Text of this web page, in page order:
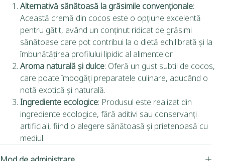
Alternativă sănătoasă la grăsimile convenționale:
Această cremă din cocos este o opțiune excelentă
pentru gătit, având un conținut ridicat de grăsimi
sănătoase care pot contribui la o dietă echilibrată și la
îmbunătățirea profilului lipidic al alimentelor.
Aroma naturală și dulce: Oferă un gust subtil de cocos,
care poate îmbogăți preparatele culinare, aducând o
notă exotică și naturală.
Ingrediente ecologice: Produsul este realizat din
ingrediente ecologice, fără aditivi sau conservanți
artificiali, fiind o alegere sănătoasă și prietenoasă cu
mediul.